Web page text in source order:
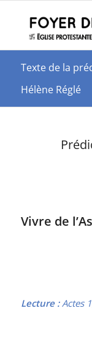
Texte de la
Hélène Réglé
Vivre de
Lecture :Actes